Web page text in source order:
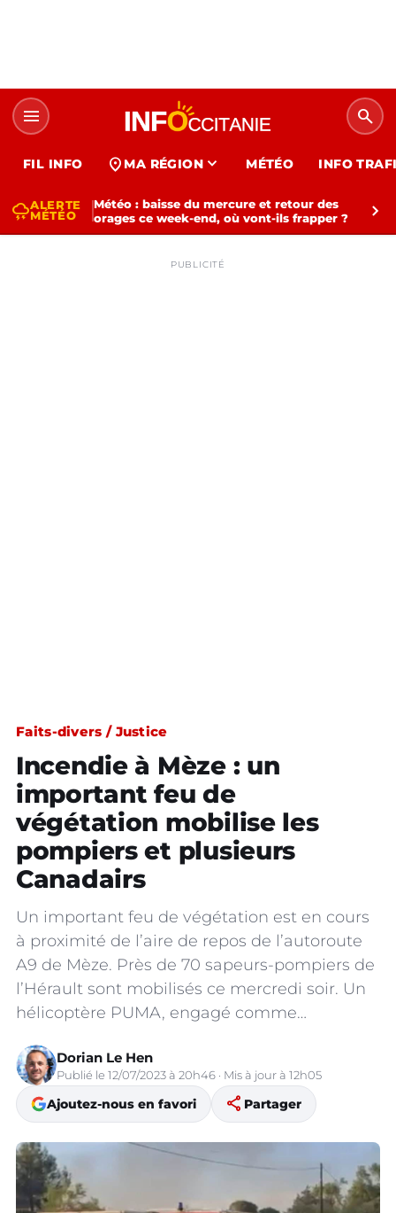
menu search
FIL INFO location_on MA RÉGION expand_more MÉTÉO INFO
thunderstormALERTE
MÉTÉO
Météo : baisse du mercure et retour des
orages ce week-end, où vont-ils frapper ?
chevron_right
PUBLICITÉ
Faits-divers / Justice
Incendie à Mèze : un
important feu de
végétation mobilise les
pompiers et plusieurs
Canadairs
Un important feu de végétation est en cours
à proximité de l’aire de repos de l’autoroute
A9 de Mèze. Près de 70 sapeurs-pompiers de
l’Hérault sont mobilisés ce mercredi soir. Un
hélicoptère PUMA, engagé comme…
Dorian Le Hen
Publié le 12/07/2023 à 20h46 · Mis à jour à 12h05
Ajoutez-nous en favori share Partager